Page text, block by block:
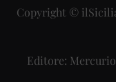
Copyright ©
Editore: